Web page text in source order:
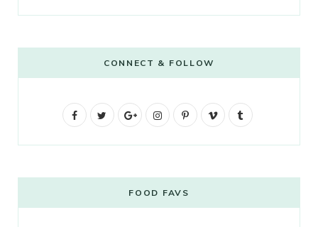
CONNECT & FOLLOW
F
b
t
G
g
l
I
t
a
P
e
V
o
l
FOOD FAVS